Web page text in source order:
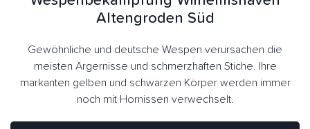
Altengroden Süd
Gewöhnliche und deutsche Wespen verursachen die
meisten Ärgernisse und schmerzhaften Stiche. Ihre
markanten gelben und schwarzen Körper werden immer
noch mit Hornissen verwechselt.